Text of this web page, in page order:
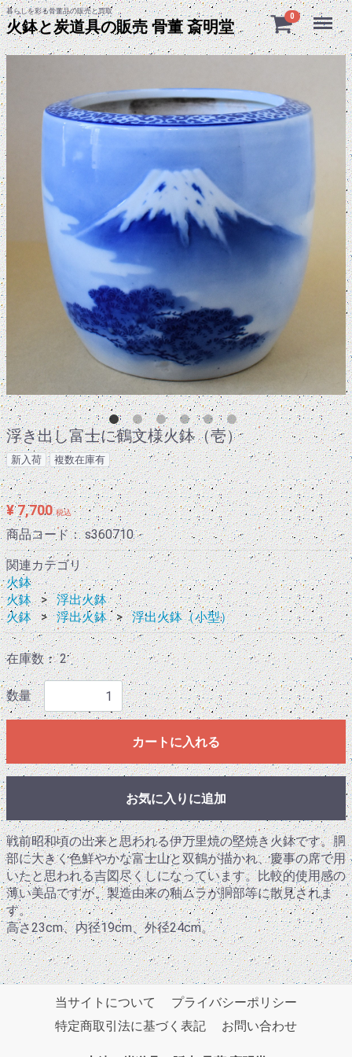
暮らしを彩る骨董品の販売と買取
火鉢と炭道具の販売 骨董 斎明堂
0 Menu
浮き出し富士に鶴文様火鉢（壱）
新入荷 複数在庫有
¥ 7,700 税込
商品コード：s360710
関連カテゴリ
火鉢
火鉢
浮出火鉢
火鉢
浮出火鉢 浮出火鉢（小型）
在庫数： 2
数量
カートに入れる
お気に入りに追加
戦前昭和頃の出来と思われる伊万里焼の堅焼き火鉢です。胴
部に大きく色鮮やかな富士山と双鶴が描かれ、慶事の席で用
いたと思われる吉図尽くしになっています。比較的使用感の
薄い美品ですが、製造由来の釉ムラが胴部等に散見されま
す。
高さ23cm、内径19cm、外径24cm。
当サイトについて
プライバシーポリシー
特定商取引法に基づく表記
お問い合わせ